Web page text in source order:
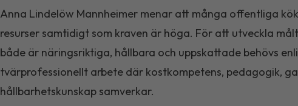
Anna Lindelöw Mannheimer menar att många offentliga
resurser samtidigt som kraven är höga. För att utveckla
både är näringsriktiga, hållbara och uppskattade behövs
tvärprofessionellt arbete där kostkompetens, pedagogik,
hållbarhetskunskap samverkar.